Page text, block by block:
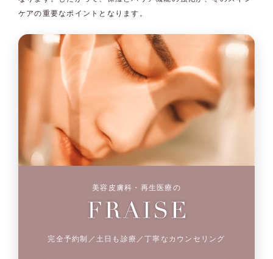
ケアの重要なポイントとなります。
美容皮膚科・再生医療の
完全予約制／土日も診療／丁寧なカウンセリング